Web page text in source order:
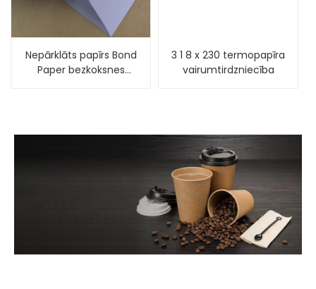
Nepārklāts papīrs Bond
Paper bezkoksnes
3 1 8 x 230 termopapīra
vairumtirdzniecība